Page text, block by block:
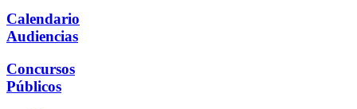
Calendario
Audiencias
Concursos
Públicos